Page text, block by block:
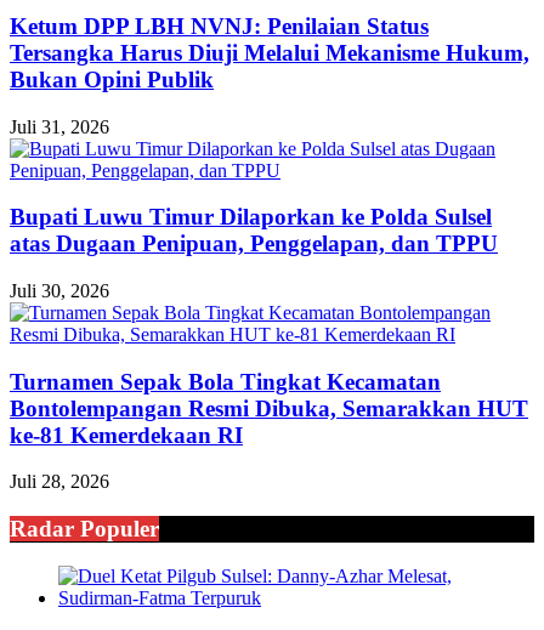
Ketum DPP LBH NVNJ: Penilaian Status
Tersangka Harus Diuji Melalui Mekanisme Hukum,
Bukan Opini Publik
Juli 31, 2026
Bupati Luwu Timur Dilaporkan ke Polda Sulsel
atas Dugaan Penipuan, Penggelapan, dan TPPU
Juli 30, 2026
Turnamen Sepak Bola Tingkat Kecamatan
Bontolempangan Resmi Dibuka, Semarakkan HUT
ke-81 Kemerdekaan RI
Juli 28, 2026
Radar Populer